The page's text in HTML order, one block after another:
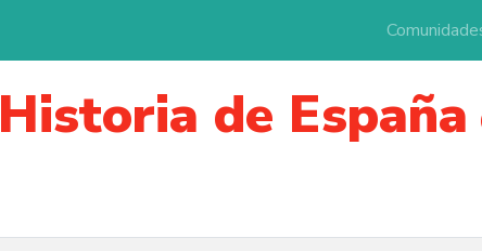
Historia de España